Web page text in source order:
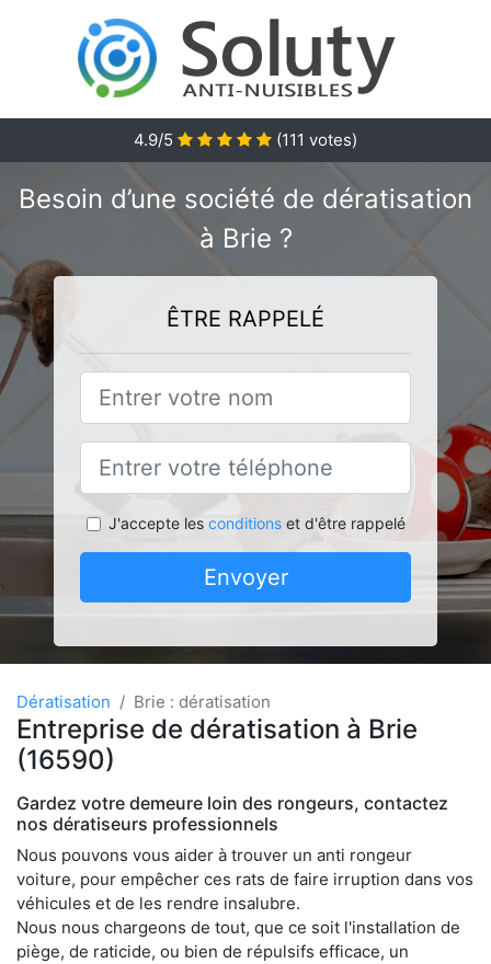
4.9/5 (111 votes)
Besoin d’une société de dératisation
à Brie ?
ÊTRE RAPPELÉ
J'accepte les conditionset d'être rappelé
Envoyer
Dératisation Brie : dératisation
Entreprise de dératisation à Brie
(16590)
Gardez votre demeure loin des rongeurs, contactez
nos dératiseurs professionnels
Nous pouvons vous aider à trouver un anti rongeur
voiture, pour empêcher ces rats de faire irruption dans vos
véhicules et de les rendre insalubre.
Nous nous chargeons de tout, que ce soit l'installation de
piège, de raticide, ou bien de répulsifs efficace, un